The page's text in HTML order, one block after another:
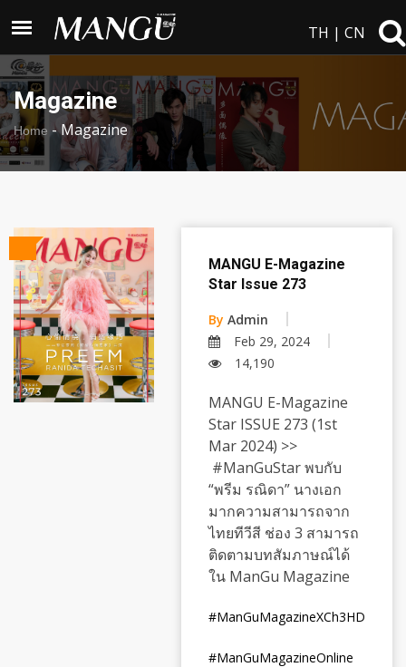
TH | CN
Magazine
Home - Magazine
MANGU E-Magazine
Star Issue 273
By Admin
Feb 29, 2024
14,190
MANGU E-Magazine
Star ISSUE 273 (1st
Mar 2024) >>
#ManGuStar พบกับ
“พรีม รณิดา” นางเอก
มากความสามารถจาก
ไทยทีวีสี ช่อง 3 สามารถ
ติดตามบทสัมภาษณ์ได้
ใน ManGu Magazine
#ManGuMagazineXCh3HD
#ManGuMagazineOnline